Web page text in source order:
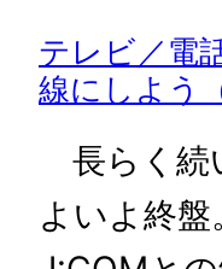
テレビ／電
線にしよう（
長らく続
よいよ終盤